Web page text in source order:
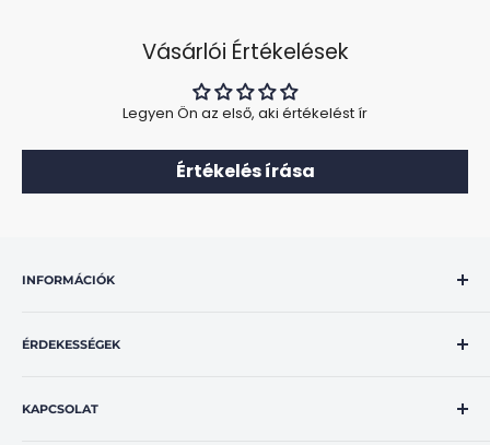
Vásárlói Értékelések
Legyen Ön az első, aki értékelést ír
Értékelés írása
INFORMÁCIÓK
Adatvédelmi nyilatkozat
Szállítási idő
ÉRDEKESSÉGEK
OBD2 Hibakódok Magyarul
KAPCSOLAT